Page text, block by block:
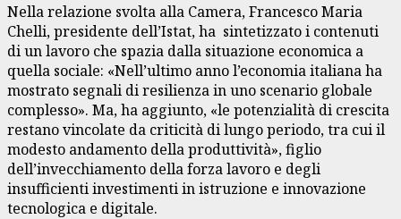
Nella relazione svolta alla Camera, Francesco Maria
Chelli, presidente dell’Istat, ha sintetizzato i contenuti
di un lavoro che spazia dalla situazione economica a
quella sociale: «Nell’ultimo anno l’economia italiana ha
mostrato segnali di resilienza in uno scenario globale
complesso». Ma, ha aggiunto, «le potenzialità di crescita
restano vincolate da criticità di lungo periodo, tra cui il
modesto andamento della produttività», figlio
dell’invecchiamento della forza lavoro e degli
insufficienti investimenti in istruzione e innovazione
tecnologica e digitale.